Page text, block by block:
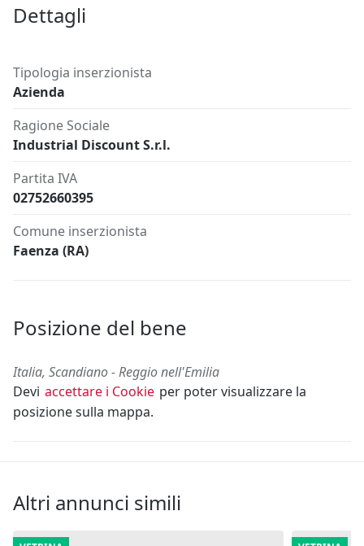
Dettagli
Tipologia inserzionista
Azienda
Ragione Sociale
Industrial Discount S.r.l.
Partita IVA
02752660395
Comune inserzionista
Faenza (RA)
Posizione del bene
Italia, Scandiano - Reggio nell'Emilia
Devi accettare i Cookie per poter visualizzare la
posizione sulla mappa.
Altri annunci simili